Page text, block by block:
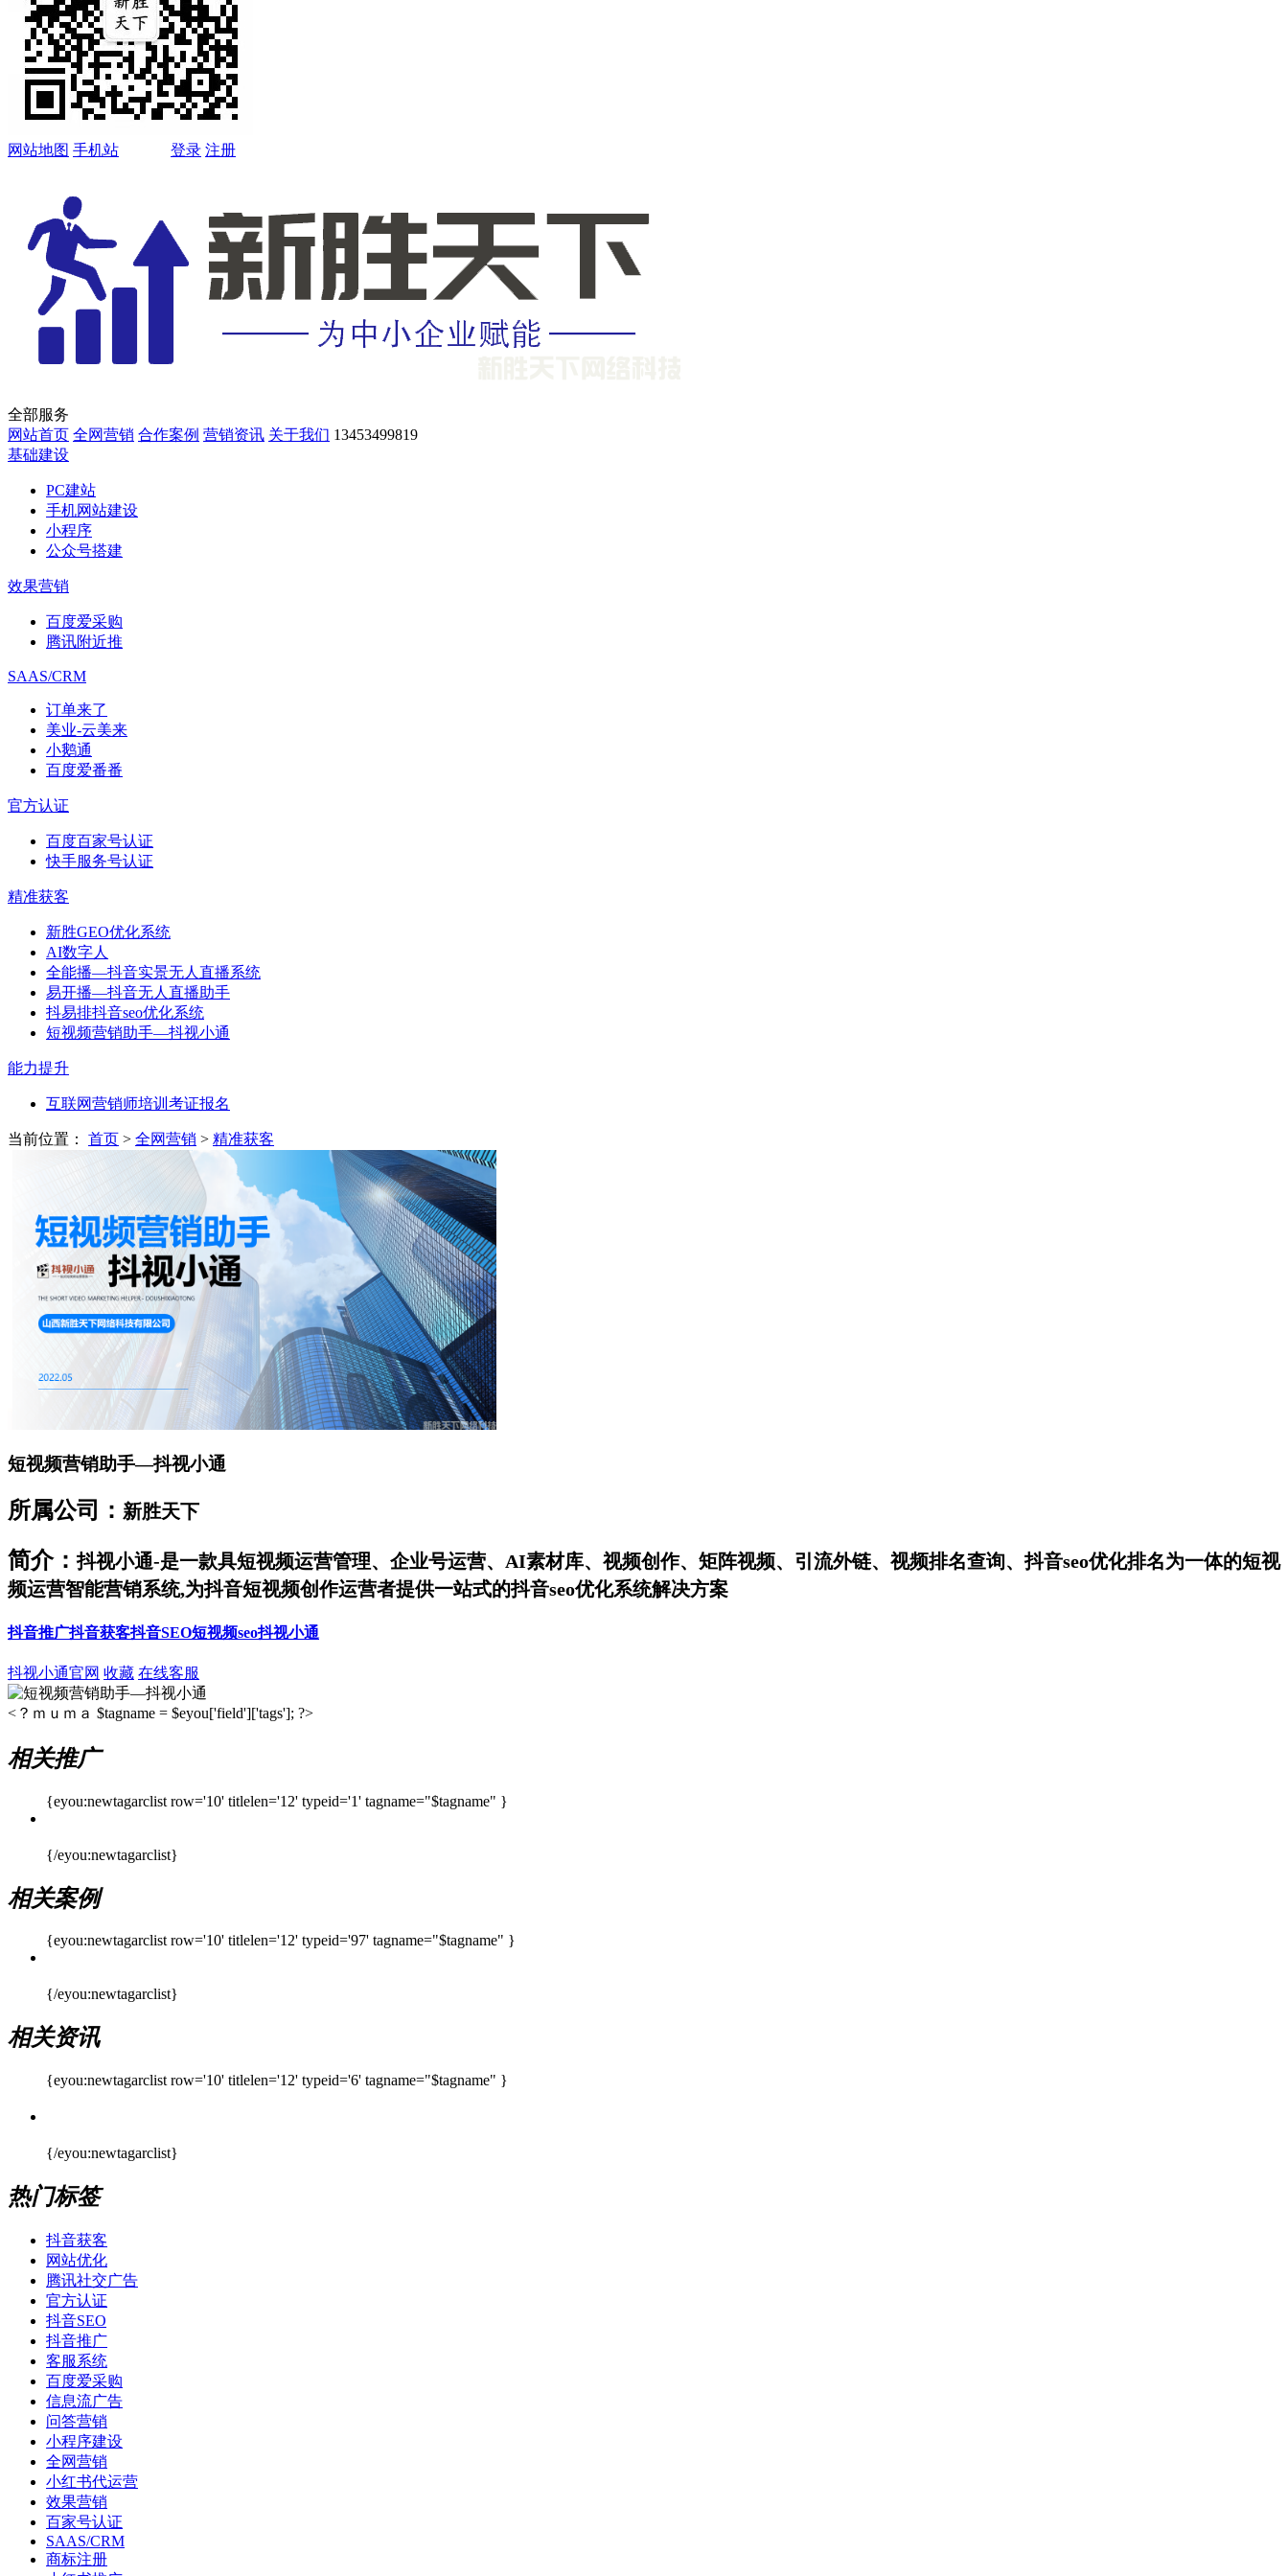
网站地图 手机站 登录 注册
全部服务
网站首页 全网营销 合作案例 营销资讯 关于我们 13453499819
基础建设
PC建站
手机网站建设
小程序
公众号搭建
效果营销
百度爱采购
腾讯附近推
SAAS/CRM
订单来了
美业-云美来
小鹅通
百度爱番番
官方认证
百度百家号认证
快手服务号认证
精准获客
新胜GEO优化系统
AI数字人
全能播—抖音实景无人直播系统
易开播—抖音无人直播助手
抖易排抖音seo优化系统
短视频营销助手—抖视小通
能力提升
互联网营销师培训考证报名
当前位置： 首页 > 全网营销 > 精准获客
短视频营销助手—抖视小通
所属公司： 新胜天下
简介： 抖视小通-是一款具短视频运营管理、企业号运营、AI素材库、视频创作、矩阵视频、引流外链、视频排名查询、抖音seo优化排名为一体的短视
频运营智能营销系统,为抖音短视频创作运营者提供一站式的抖音seo优化系统解决方案
抖音推广抖音获客抖音SEO短视频seo抖视小通
抖视小通官网 收藏 在线客服
<？ｍｕｍａ $tagname = $eyou['field']['tags']; ?>
相关推广
{eyou:newtagarclist row='10' titlelen='12' typeid='1' tagname="$tagname" }
{/eyou:newtagarclist}
相关案例
{eyou:newtagarclist row='10' titlelen='12' typeid='97' tagname="$tagname" }
{/eyou:newtagarclist}
相关资讯
{eyou:newtagarclist row='10' titlelen='12' typeid='6' tagname="$tagname" }
{/eyou:newtagarclist}
热门标签
抖音获客
网站优化
腾讯社交广告
官方认证
抖音SEO
抖音推广
客服系统
百度爱采购
信息流广告
问答营销
小程序建设
全网营销
小红书代运营
效果营销
百家号认证
SAAS/CRM
商标注册